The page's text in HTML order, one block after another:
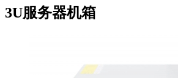
3U服务器机箱